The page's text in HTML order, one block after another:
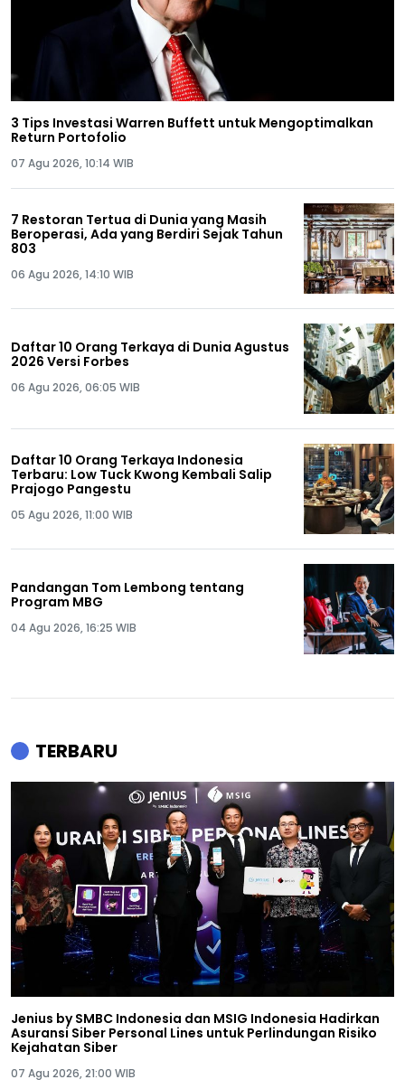
3 Tips Investasi Warren Buffett untuk Mengoptimalkan
Return Portofolio
07 Agu 2026, 10:14 WIB
7 Restoran Tertua di Dunia yang Masih
Beroperasi, Ada yang Berdiri Sejak Tahun
803
06 Agu 2026, 14:10 WIB
Daftar 10 Orang Terkaya di Dunia Agustus
2026 Versi Forbes
06 Agu 2026, 06:05 WIB
Daftar 10 Orang Terkaya Indonesia
Terbaru: Low Tuck Kwong Kembali Salip
Prajogo Pangestu
05 Agu 2026, 11:00 WIB
Pandangan Tom Lembong tentang
Program MBG
04 Agu 2026, 16:25 WIB
TERBARU
Jenius by SMBC Indonesia dan MSIG Indonesia Hadirkan
Asuransi Siber Personal Lines untuk Perlindungan Risiko
Kejahatan Siber
07 Agu 2026, 21:00 WIB